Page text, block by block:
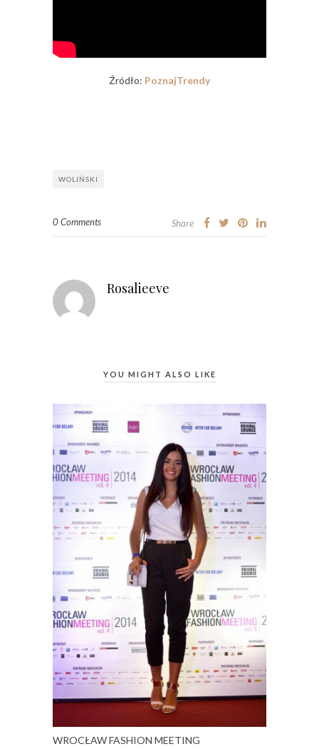
Źródło: PoznajTrendy
WOLIŃSKI
0 Comments Share
Rosalieeve
YOU MIGHT ALSO LIKE
WROCŁAW FASHION MEETING